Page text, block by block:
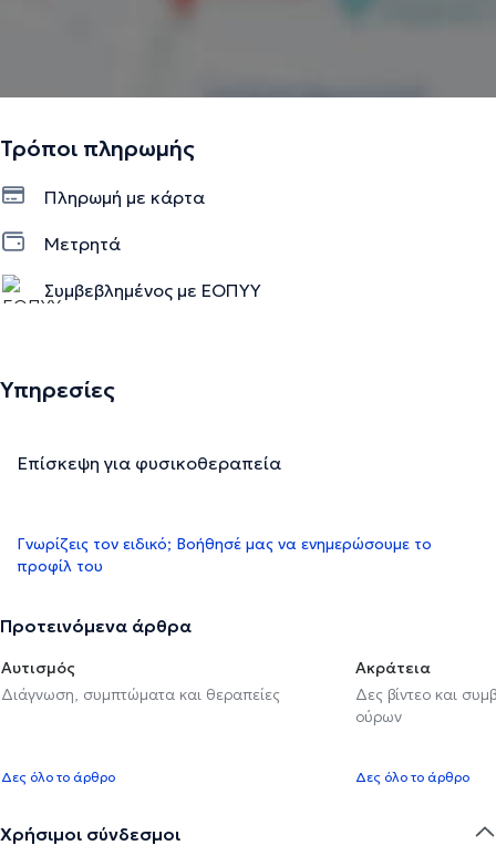
Τρόποι πληρωμής
Πληρωμή με κάρτα
Μετρητά
Συμβεβλημένος με ΕΟΠΥΥ
Υπηρεσίες
Επίσκεψη για φυσικοθεραπεία
Γνωρίζεις τον ειδικό; Βοήθησέ μας να ενημερώσουμε το
προφίλ του
Προτεινόμενα άρθρα
Αυτισμός
Διάγνωση, συμπτώματα και θεραπείες
Δες όλο το άρθρο
Ακράτεια
Δες βίντεο και
ούρων
Δες όλο το άρθρο
Χρήσιμοι σύνδεσμοι